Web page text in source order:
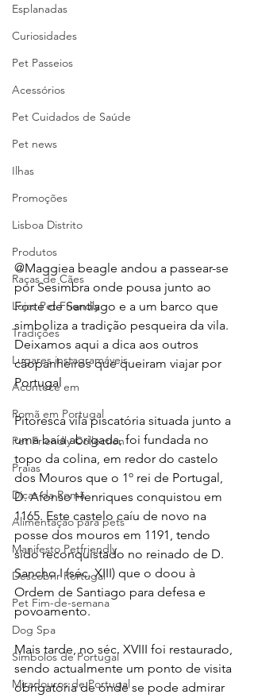
Esplanadas
Curiosidades
Pet Passeios
Acessórios
Pet Cuidados de Saúde
Pet news
Ilhas
Promoções
Lisboa Distrito
Produtos
Raças de Cães
Lojas Pet Friendly
Tradições
Lugares instagramáveis
Acontece em
Romã em Portugal
Pet Friendly Collection
Praias
Dicas da Romã
Alimentação para pets
Manifesto Petfriendly
Descobrir Portugal
Pet Fim-de-semana
Dog Spa
Símbolos de Portugal
Miradouros de Portugal
@Maggiea beagle andou a passear-se
por Sesimbra onde pousa junto ao
Forte de Santiago e a um barco que
simboliza a tradição pesqueira da vila.
Deixamos aqui a dica aos outros
cãopanheiros que queiram viajar por
Portugal
Pitoresca vila piscatória situada junto a
uma baía abrigada, foi fundada no
topo da colina, em redor do castelo
dos Mouros que o 1º rei de Portugal,
D. Afonso Henriques conquistou em
1165. Este castelo caíu de novo na
posse dos mouros em 1191, tendo
sido reconquistado no reinado de D.
Sancho I (séc. XIII) que o doou à
Ordem de Santiago para defesa e
povoamento.
Mais tarde, no séc. XVIII foi restaurado,
sendo actualmente um ponto de visita
obrigatória de onde se pode admirar